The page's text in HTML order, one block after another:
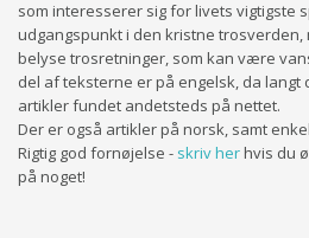
som interesserer sig for livets vigtigste
udgangspunkt i den kristne trosverden,
belyse trosretninger, som kan være
del af teksterne er på engelsk, da langt
artikler fundet andetsteds på nettet.
Der er også artikler på norsk, samt
Rigtig god fornøjelse - skriv herhvis du
på noget!